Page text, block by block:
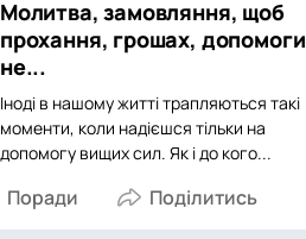
Молитва, замовляння, щоб
прохання, грошах, допомоги
не...
Іноді в нашому житті трапляються такі
моменти, коли надієшся тільки на
допомогу вищих сил. Як і до кого...
Поради